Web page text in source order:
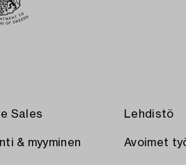
Sales
& myyminen
Lehdistö
Avoimet